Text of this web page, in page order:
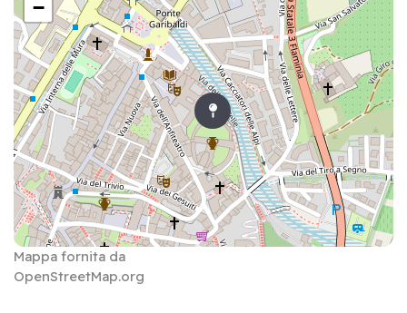
−
Mappa fornita da
OpenStreetMap.org